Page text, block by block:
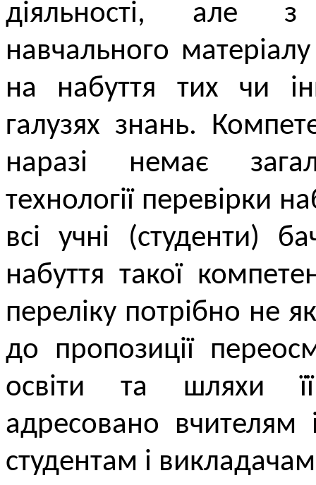
діяльності, але з
навчального
на набуття тих чи
галузях знань.
наразі немає
технології перевірки
всі учні (студенти)
набуття такої
переліку потрібно не
до пропозиції
освіти та шляхи її
адресовано вчителям
студентам і